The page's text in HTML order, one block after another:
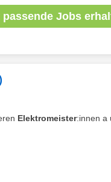
passende Jobs
Elektromeister:innen a